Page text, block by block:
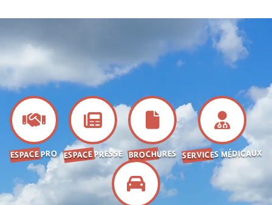
ESPACE PRO ESPACE PRESSE BROCHURES SERVICES MÉDICAUX